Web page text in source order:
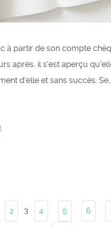
à partir de son compte
après, il s'est aperçu
d'elle et sans succès.
2 3 4 5 6